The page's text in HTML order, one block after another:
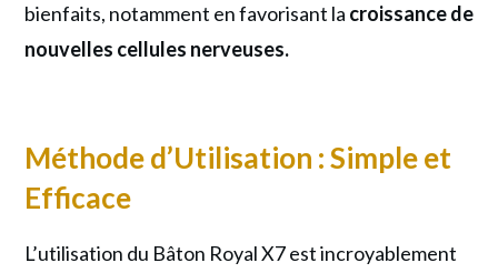
bienfaits, notamment en favorisant la croissance de
nouvelles cellules nerveuses.
Méthode d’Utilisation : Simple et
Efficace
L’utilisation du Bâton Royal X7 est incroyablement